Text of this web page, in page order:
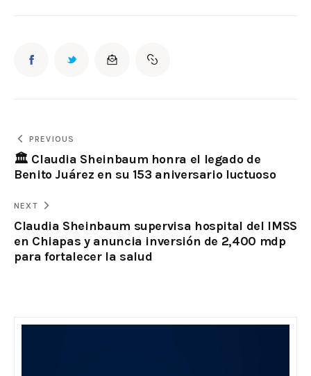
PREVIOUS
🏛️ Claudia Sheinbaum honra el legado de
Benito Juárez en su 153 aniversario luctuoso
NEXT
Claudia Sheinbaum supervisa hospital del IMSS
en Chiapas y anuncia inversión de 2,400 mdp
para fortalecer la salud